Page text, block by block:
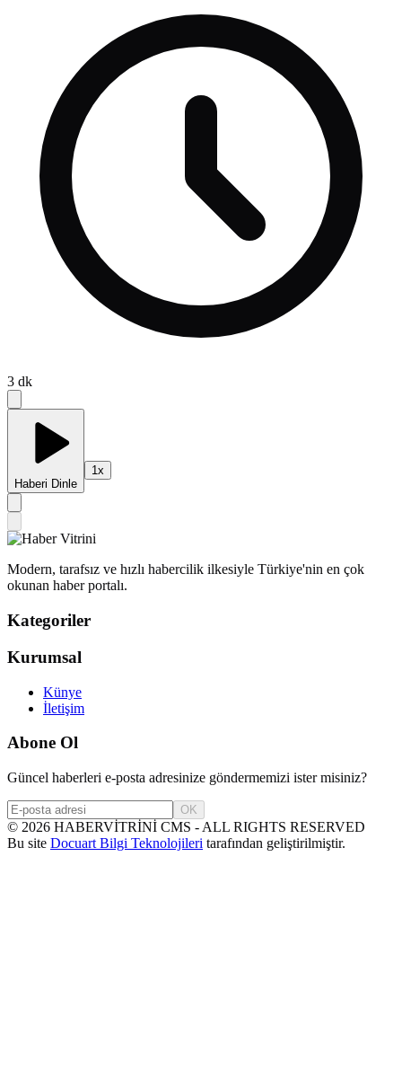
3 dk
Haberi Dinle
1x
Modern, tarafsız ve hızlı habercilik ilkesiyle Türkiye'nin en çok
okunan haber portalı.
Kategoriler
Kurumsal
Künye
İletişim
Abone Ol
Güncel haberleri e-posta adresinize göndermemizi ister misiniz?
OK
© 2026 HABERVİTRİNİ CMS - ALL RIGHTS RESERVED
Bu site Docuart Bilgi Teknolojileri tarafından geliştirilmiştir.